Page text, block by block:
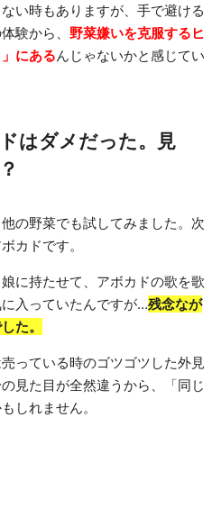
い時もありますが、手で避ける
験から、 野菜嫌いを克服するヒ
にあるんじゃないかと感じてい
はダメだった。見
の野菜でも試してみました。次
カドです。
に持たせて、アボカドの歌を歌
入っていたんですが…残念なが
た。
っている時のゴツゴツした外見
見た目が全然違うから、「同じ
しれません。